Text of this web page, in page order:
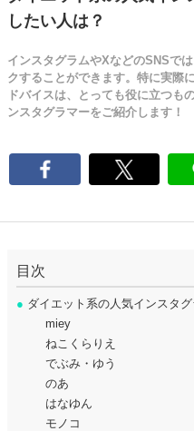
したい人は？
インスタグラムやXなどのSNSで
クすることができます。特に実際
ドバイスは、とっても役に立つも
ンスタグラマーをご紹介します！
目次
● ダイエット系の人気インスタグ
miey
ねこくらりえ
でぶみ・ゆう
のあ
はなゆん
モノコ